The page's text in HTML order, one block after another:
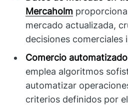
Mercaholm
mercado actualizada,
decisiones comerciales
Comercio
emplea algoritmos
automatizar
criterios definidos por